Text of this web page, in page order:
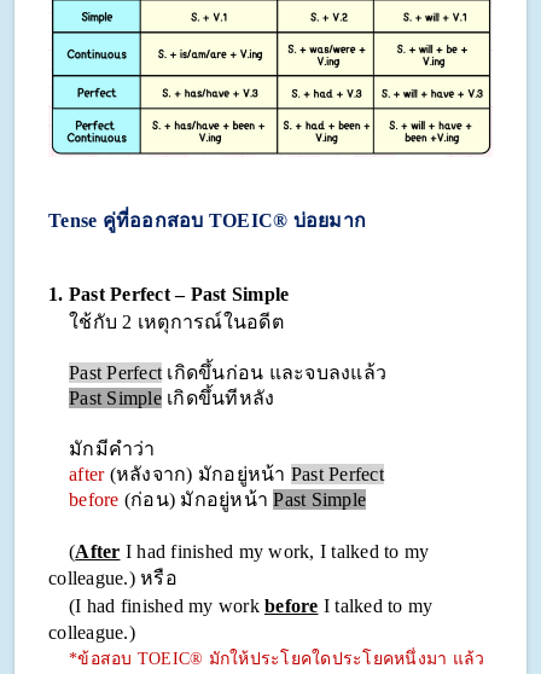
Tense คู่ที่ออกสอบ TOEIC® บ่อยมาก
1. Past Perfect – Past Simple
ใช้กับ 2 เหตุการณ์ในอดีต
Past Perfect เกิดขึ้นก่อน และจบลงแล้ว
Past Simpleเกิดขึ้นทีหลัง
มักมีคำว่า
after (หลังจาก) มักอยู่หน้า Past Perfect
before (ก่อน) มักอยู่หน้าPast Simple
(After I had finished my work, I talked to my
colleague.) หรือ
(I had finished my work before I talked to my
colleague.)
*ข้อสอบ TOEIC® มักให้ประโยคใดประโยคหนึ่งมา แล้ว